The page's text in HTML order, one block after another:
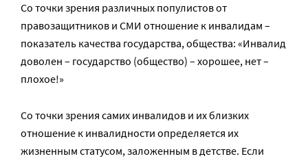
Со точки зрения различных популистов от
правозащитников и СМИ отношение к инвалидам –
показатель качества государства, общества: «Инвалид
доволен – государство (общество) – хорошее, нет –
плохое!»
Со точки зрения самих инвалидов и их близких
отношение к инвалидности определяется их
жизненным статусом, заложенным в детстве. Если